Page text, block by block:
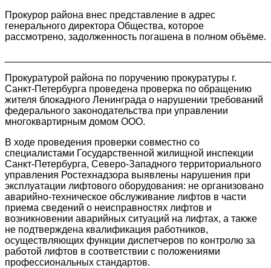
Прокурор района внес представление в адрес
генерального директора Общества, которое
рассмотрено, задолженность погашена в полном объёме.
Прокуратурой района по поручению прокуратуры г.
Санкт-Петербурга проведена проверка по обращению
жителя блокадного Ленинграда о нарушении требований
федерального законодательства при управлении
многоквартирным домом ООО.
В ходе проведения проверки совместно со
специалистами Государственной жилищной инспекции
Санкт-Петербурга, Северо-Западного территориального
управления Ростехнадзора выявлены нарушения при
эксплуатации лифтового оборудования: не организовано
аварийно-техническое обслуживание лифтов в части
приема сведений о неисправностях лифтов и
возникновении аварийных ситуаций на лифтах, а также
не подтверждена квалификация работников,
осуществляющих функции диспетчеров по контролю за
работой лифтов в соответствии с положениями
профессиональных стандартов.